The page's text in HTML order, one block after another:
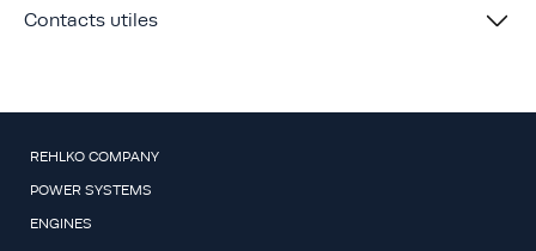
Contacts utiles
REHLKO COMPANY
POWER SYSTEMS
ENGINES